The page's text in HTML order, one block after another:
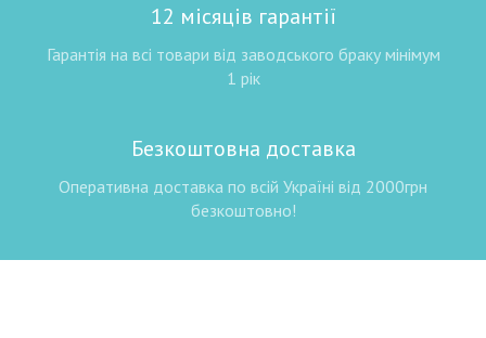
12 місяців гарантії
Гарантія на всі товари від заводського браку мінімум
1 рік
Безкоштовна доставка
Оперативна доставка по всій Україні від 2000грн
безкоштовно!